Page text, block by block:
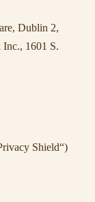
Dublin 2,
Inc., 1601 S.
Shield“)